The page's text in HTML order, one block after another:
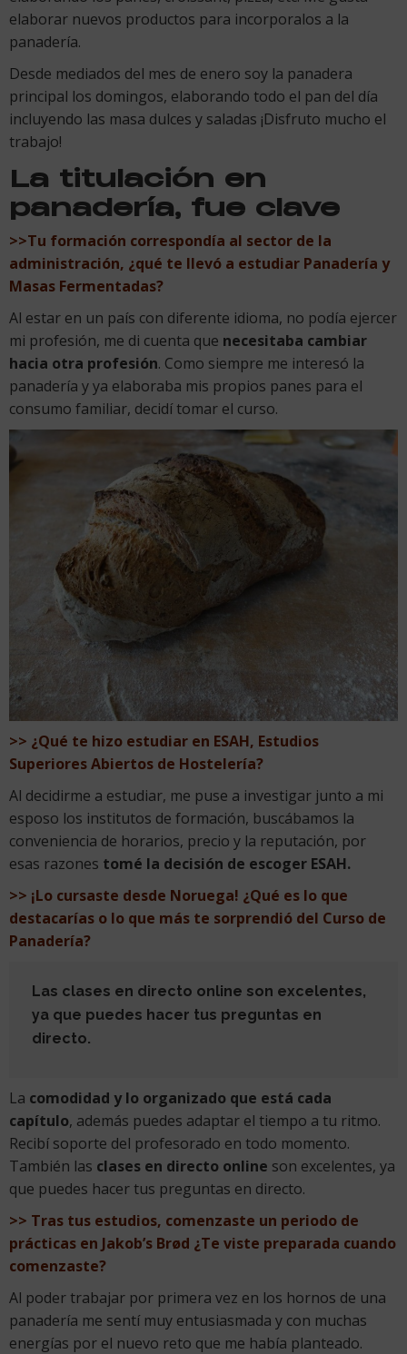
elaborar nuevos productos para incorporalos a la
panadería.
Desde mediados del mes de enero soy la panadera
principal los domingos, elaborando todo el pan del día
incluyendo las masa dulces y saladas ¡Disfruto mucho el
trabajo!
La titulación en
panadería, fue clave
>>Tu formación correspondía al sector de la
administración, ¿qué te llevó a estudiar Panadería y
Masas Fermentadas?
Al estar en un país con diferente idioma, no podía ejercer
mi profesión, me di cuenta que necesitaba cambiar
hacia otra profesión. Como siempre me interesó la
panadería y ya elaboraba mis propios panes para el
consumo familiar, decidí tomar el curso.
>> ¿Qué te hizo estudiar en ESAH, Estudios
Superiores Abiertos de Hostelería?
Al decidirme a estudiar, me puse a investigar junto a mi
esposo los institutos de formación, buscábamos la
conveniencia de horarios, precio y la reputación, por
esas razones tomé la decisión de escoger ESAH.
>> ¡Lo cursaste desde Noruega! ¿Qué es lo que
destacarías o lo que más te sorprendió del Curso de
Panadería?
Las clases en directo online son excelentes,
ya que puedes hacer tus preguntas en
directo.
La comodidad y lo organizado que está cada
capítulo, además puedes adaptar el tiempo a tu ritmo.
Recibí soporte del profesorado en todo momento.
También las clases en directo online son excelentes, ya
que puedes hacer tus preguntas en directo.
>> Tras tus estudios, comenzaste un periodo de
prácticas en Jakob’s Brød ¿Te viste preparada cuando
comenzaste?
Al poder trabajar por primera vez en los hornos de una
panadería me sentí muy entusiasmada y con muchas
energías por el nuevo reto que me había planteado.